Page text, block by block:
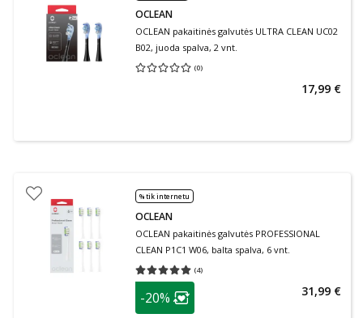
OCLEAN
OCLEAN pakaitinės galvutės ULTRA CLEAN UC02
B02, juoda spalva, 2 vnt.
(0)
Vidutinis įvertinimas 0.00
17,99 €
% tik internetu
OCLEAN
OCLEAN pakaitinės galvutės PROFESSIONAL
CLEAN P1C1 W06, balta spalva, 6 vnt.
(4)
Vidutinis įvertinimas 5.00
patarimas
Lojalumo klubo narių nuolaida
-20% 31,99 €